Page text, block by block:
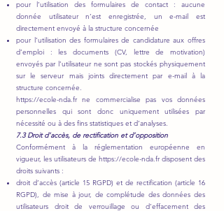
pour l’utilisation des formulaires de contact : aucune
donnée utilisateur n’est enregistrée, un e-mail est
directement envoyé à la structure concernée
pour l’utilisation des formulaires de candidature aux offres
d’emploi : les documents (CV, lettre de motivation)
envoyés par l’utilisateur ne sont pas stockés physiquement
sur le serveur mais joints directement par e-mail à la
structure concernée.
https://ecole-nda.fr ne commercialise pas vos données
personnelles qui sont donc uniquement utilisées par
nécessité ou à des fins statistiques et d’analyses.
7.3 Droit d’accès, de rectification et d’opposition
Conformément à la réglementation européenne en
vigueur, les utilisateurs de https://ecole-nda.fr disposent des
droits suivants :
droit d’accès (article 15 RGPD) et de rectification (article 16
RGPD), de mise à jour, de complétude des données des
utilisateurs droit de verrouillage ou d’effacement des